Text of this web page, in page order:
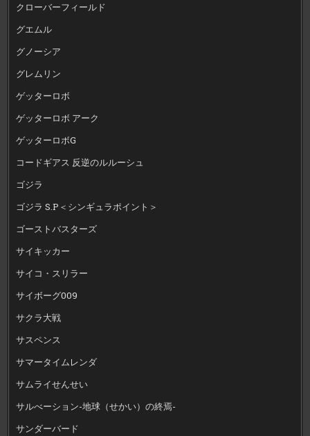
クローバーフィールド
グエムル
グノーシア
グレムリン
ゲッターロボ
ゲッターロボ アーク
ゲッターロボG
コードギアス 反逆のルルーシュ
ゴジラ
ゴジラ S.P＜シンギュラポイント＞
ゴーストバスターズ
サイキッカー
サイコ・スリラー
サイボーグ009
サクラ大戦
サスペンス
サマータイムレンダ
サムライせんせい
サルべーション-地球（せかい）の終焉-
サンダーバード